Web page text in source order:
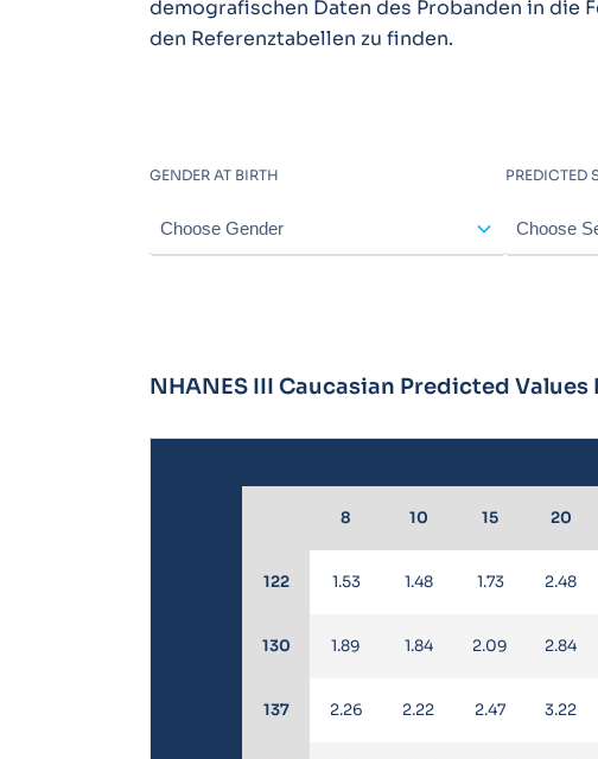
demografischen Daten des Probanden in die
den Referenztabellen zu finden.
GENDER AT BIRTH
expand_more
PREDICTED
NHANES III Caucasian Predicted Values
8 10 15 20
122 1.53 1.48 1.73 2.48
130 1.89 1.84 2.09 2.84
137 2.26 2.22 2.47 3.22